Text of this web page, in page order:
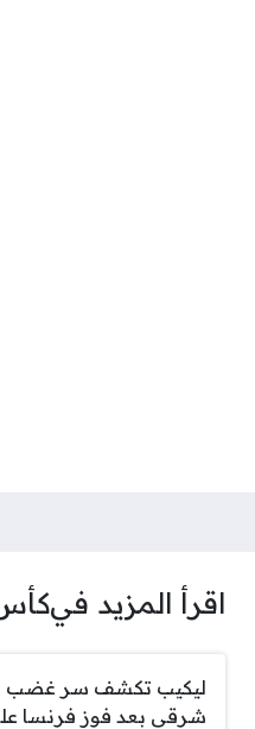
اقرأ المزيد فيكأس
ليكيب تكشف سر غضب
شرقي بعد فوز فرنسا